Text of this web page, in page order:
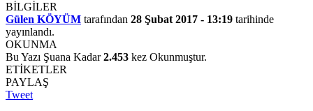
BİLGİLER
Gülen KÖYÜM tarafından 28 Şubat 2017 - 13:19 tarihinde
yayınlandı.
OKUNMA
Bu Yazı Şuana Kadar2.453 kez Okunmuştur.
ETİKETLER
PAYLAŞ
Tweet